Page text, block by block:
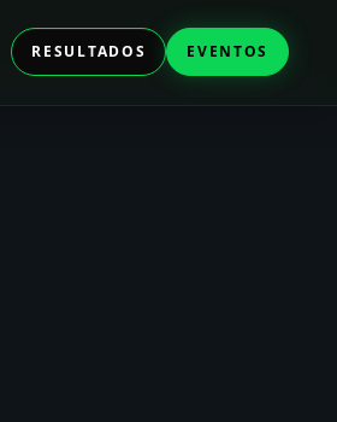
RESULTADOS EVENTOS